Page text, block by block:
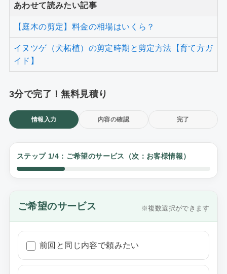
あわせて読みたい記事
【庭木の剪定】料金の相場はいくら？
イヌツゲ（犬柘植）の剪定時期と剪定方法【育て方ガ
イド】
3分で完了！無料見積り
情報入力 内容の確認 完了
ステップ 1/4：ご希望のサービス（次：お客様情報）
ご希望のサービス ※複数選択ができます
前回と同じ内容で頼みたい